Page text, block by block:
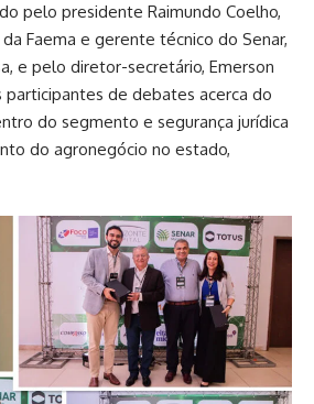
pelo presidente Raimundo Coelho,
Faema e gerente técnico do Senar,
e pelo diretor-secretário, Emerson
participantes de debates acerca do
do segmento e segurança jurídica
do agronegócio no estado,